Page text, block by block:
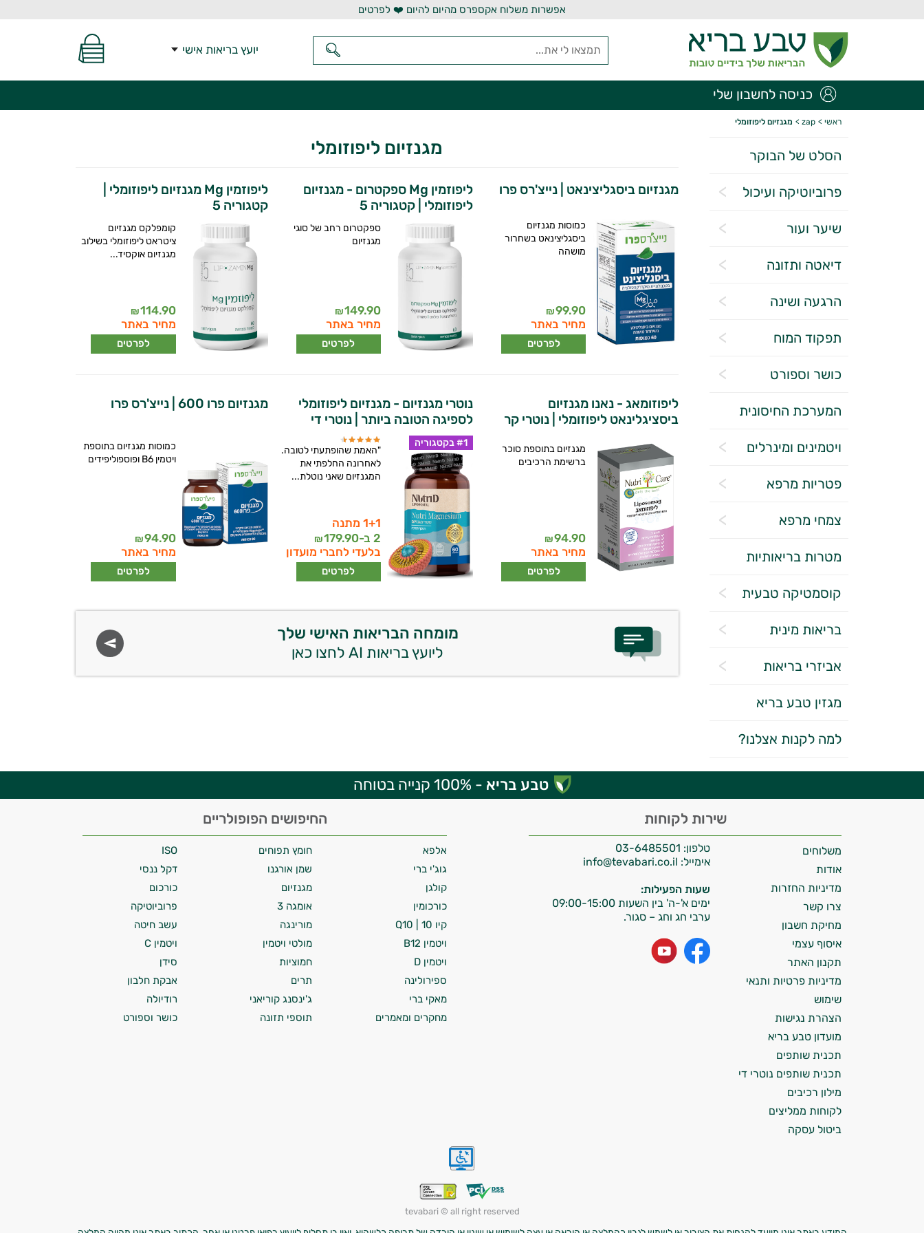
אפשרות משלוח אקספרס מהיום להיום ❤️ לפרטים
יועץ בריאות אישי
כניסה לחשבון שלי
ראשי >
zap
> מגנזיום ליפוזומלי
הסלט של הבוקר
פרוביוטיקה ועיכול
שיער ועור
דיאטה ותזונה
הרגעה ושינה
תפקוד המוח
כושר וספורט
המערכת החיסונית
ויטמינים ומינרלים
פטריות מרפא
צמחי מרפא
מטרות בריאותיות
קוסמטיקה טבעית
בריאות מינית
אביזרי בריאות
מגזין טבע בריא
למה לקנות אצלנו?
מגנזיום ליפוזומלי
מגנזיום ביסגליצינאט | נייצ'רס פרו
כמוסות מגנזיום
ביסגליצינאט בשחרור
מושהה
99.90
₪
מחיר באתר
לפרטים
ליפוזמין Mg ספקטרום - מגנזיום
ליפוזומלי | קטגוריה 5
ספקטרום רחב של סוגי
מגנזיום
149.90
₪
מחיר באתר
לפרטים
ליפוזמין Mg מגנזיום ליפוזומלי |
קטגוריה 5
קומפלקס מגנזיום
ציטראט ליפוזומלי בשילוב
מגנזיום אוקסיד...
114.90
₪
מחיר באתר
לפרטים
ליפוזומאג - נאנו מגנזיום
ביסציגלינאט ליפוזומלי | נוטרי קר
מגנזיום בתוספת סוכר
ברשימת הרכיבים
94.90
₪
מחיר באתר
לפרטים
נוטרי מגנזיום - מגנזיום ליפוזומלי
לספיגה הטובה ביותר | נוטרי די
#1 בקטגוריה
"האמת שהופתעתי לטובה.
לאחרונה החלפתי את
המגנזיום שאני נוטלת...
1+1 מתנה
2 ב-
179.90
₪
בלעדי לחברי מועדון
לפרטים
מגנזיום פרו 600 | נייצ'רס פרו
כמוסות מגנזיום בתוספת
ויטמין B6 ופוספוליפידים
94.90
₪
מחיר באתר
לפרטים
מומחה הבריאות האישי שלך
ליועץ בריאות AI לחצו כאן
טבע בריא - 100% קנייה בטוחה
שירות לקוחות
טלפון: 03-6485501
אימייל:
שעות הפעילות:
ימים א'-ה' בין השעות 09:00-15:00
ערבי חג וחג – סגור.
משלוחים
אודות
מדיניות החזרות
צרו קשר
מחיקת חשבון
איסוף עצמי
תקנון האתר
מדיניות פרטיות ותנאי
שימוש
הצהרת נגישות
מועדון טבע בריא
תכנית שותפים
תכנית שותפים נוטרי די
מילון רכיבים
לקוחות ממליצים
ביטול עסקה
החיפושים הפופולריים
אלפא חומץ תפוחים
ISO
גוג'י ברי
שמן אורגנו
דקל ננסי
קולגן
מגנזיום
כורכום
כורכומין
אומגה 3
פרוביוטיקה
קיו 10 | Q10
מורינגה
עשב חיטה
ויטמין B12
מולטי ויטמין
ויטמין C
ויטמין D
חמוציות
סידן
ספירולינה
תרים
אבקת חלבון
מאקי ברי
ג'ינסנג קוריאני
רודיולה
מחקרים ומאמרים
תוספי תזונה כושר וספורט
tevabari © all right reserved
יועץ בריאות אישי AI
התשובות שלי מבוססות על מאגרי מידע קליניים
וספרות מקצועית בתחומי הרפואה הטבעית
ותזונת הספורט.
אני כאן כדי לעזור לך להתאים את תוספי
התזונה ומוצרי הבריאות המדויקים למטרות
ולמצב הגופני שלך, ולהסביר לך אילו רכיבים
עובדים יחד כדי למקסם תוצאות גם בחיי היום
המטרה שלי היא להתאים עבורך המלצות
אישיות מבוססות מדעית.
זה הזמן להתחיל. איך אוכל לעזור?